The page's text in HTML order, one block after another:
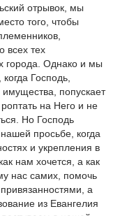
отрывок, мы
того, чтобы
всех тех
города. Однако и мы
Господь,
попускает
на Него и не
Но Господь
просьбе, когда
и укрепления в
нам хочется, а как
нас самих, помочь
а
из Евангелия